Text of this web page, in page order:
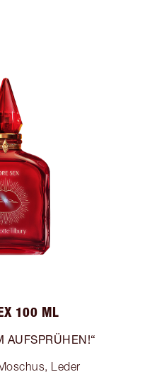
100 ML
AUFSPRÜHEN!“
Leder